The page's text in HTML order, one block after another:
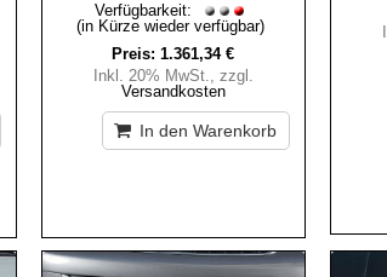
Verfügbarkeit:
(in Kürze wieder verfügbar)
Preis: 1.361,34 €
Inkl. 20% MwSt., zzgl.
Versandkosten
In den Warenkorb